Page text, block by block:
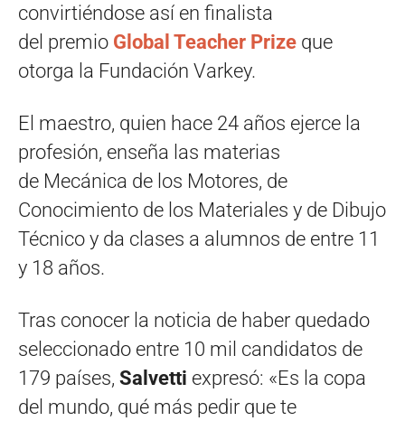
convirtiéndose así en finalista
del premio Global Teacher Prize que
otorga la Fundación Varkey.
El maestro, quien hace 24 años ejerce la
profesión, enseña las materias
de Mecánica de los Motores, de
Conocimiento de los Materiales y de Dibujo
Técnico y da clases a alumnos de entre 11
y 18 años.
Tras conocer la noticia de haber quedado
seleccionado entre 10 mil candidatos de
179 países, Salvetti expresó: «Es la copa
del mundo, qué más pedir que te